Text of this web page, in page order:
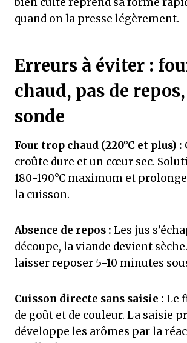
bien cuite reprend sa forme
quand on la presse légèrement.
Erreurs à éviter :
chaud, pas de
sonde
Four trop chaud (220°C et plus) :
croûte dure et un cœur sec.
180-190°C maximum et
la cuisson.
Absence de repos : Les jus
découpe, la viande devient
laisser reposer 5-10 minutes
Cuisson directe sans saisie : Le
de goût et de couleur. La saisie
développe les arômes par la